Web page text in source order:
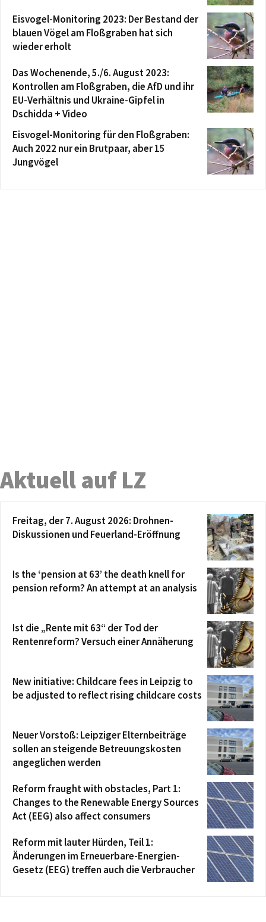
Eisvogel-Monitoring 2023: Der Bestand der
blauen Vögel am Floßgraben hat sich
wieder erholt
Das Wochenende, 5./6. August 2023:
Kontrollen am Floßgraben, die AfD und ihr
EU-Verhältnis und Ukraine-Gipfel in
Dschidda + Video
Eisvogel-Monitoring für den Floßgraben:
Auch 2022 nur ein Brutpaar, aber 15
Jungvögel
Aktuell auf LZ
Freitag, der 7. August 2026: Drohnen-
Diskussionen und Feuerland-Eröffnung
Is the ‘pension at 63’ the death knell for
pension reform? An attempt at an analysis
Ist die „Rente mit 63“ der Tod der
Rentenreform? Versuch einer Annäherung
New initiative: Childcare fees in Leipzig to
be adjusted to reflect rising childcare costs
Neuer Vorstoß: Leipziger Elternbeiträge
sollen an steigende Betreuungskosten
angeglichen werden
Reform fraught with obstacles, Part 1:
Changes to the Renewable Energy Sources
Act (EEG) also affect consumers
Reform mit lauter Hürden, Teil 1:
Änderungen im Erneuerbare-Energien-
Gesetz (EEG) treffen auch die Verbraucher